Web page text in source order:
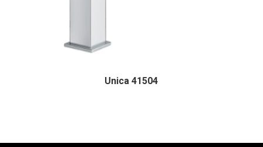
Unica 41504